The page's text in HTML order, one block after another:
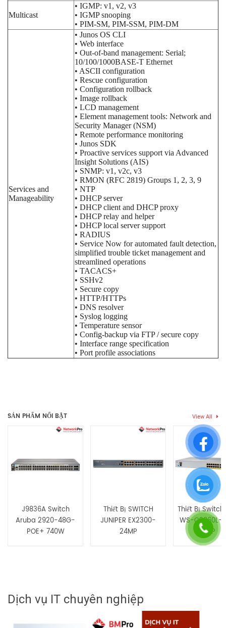
Multicast
• IGMP: v1, v2, v3
• IGMP snooping
• PIM-SM, PIM-SSM, PIM-DM
Services and
Manageability
• Junos OS CLI
• Web interface
• Out-of-band management: Serial;
10/100/1000BASE-T Ethernet
• ASCII configuration
• Rescue configuration
• Configuration rollback
• Image rollback
• LCD management
• Element management tools: Network and
Security Manager (NSM)
• Remote performance monitoring
• Junos SDK
• Proactive services support via Advanced
Insight Solutions (AIS)
• SNMP: v1, v2c, v3
• RMON (RFC 2819) Groups 1, 2, 3, 9
• NTP
• DHCP server
• DHCP client and DHCP proxy
• DHCP relay and helper
• DHCP local server support
• RADIUS
• Service Now for automated fault detection,
simplified trouble ticket management and
streamlined operations
• TACACS+
• SSHv2
• Secure copy
• HTTP/HTTPs
• DNS resolver
• Syslog logging
• Temperature sensor
• Config-backup via FTP / secure copy
• Interface range specification
• Port profile associations
Hãy là người đầu tiên nhận xét “Thiết bị Switch JUNIPER
EX4200-24T-TAA”
SẢN PHẨM NỔI BẬT View All
J9836A Switch
Aruba 2920-48G-
POE+ 740W
Thiết Bị SWITCH
JUNIPER EX2300-
24MP
Thiết Bị
WS-C2960L-
AP
Dịch vụ IT chuyên nghiệp